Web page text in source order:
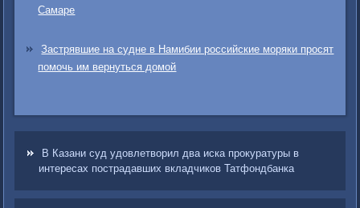
Самаре
Застрявшие на судне в Намибии российские моряки просят
помочь им вернуться домой
В Казани суд удовлетворил два иска прокуратуры в
интересах пострадавших вкладчиков Татфондбанка